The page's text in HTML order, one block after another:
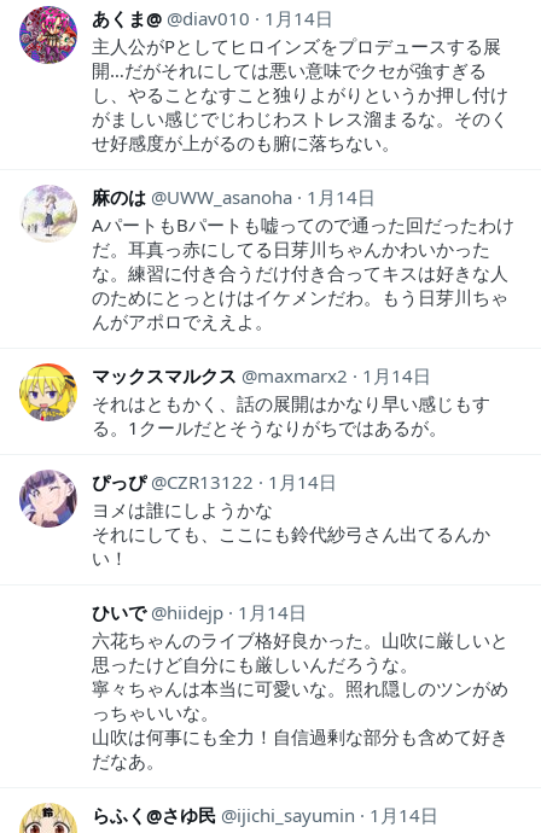
あくま@ diav010
1月14日
主人公がPとしてヒロインズをプロデュースする展
開…だがそれにしては悪い意味でクセが強すぎる
し、やることなすこと独りよがりというか押し付け
がましい感じでじわじわストレス溜まるな。そのく
せ好感度が上がるのも腑に落ちない。
麻のは UWW_asanoha
1月14日
AパートもBパートも嘘ってので通った回だったわけ
だ。耳真っ赤にしてる日芽川ちゃんかわいかった
な。練習に付き合うだけ付き合ってキスは好きな人
のためにとっとけはイケメンだわ。もう日芽川ちゃ
んがアポロでええよ。
マックスマルクス maxmarx2
1月14日
それはともかく、話の展開はかなり早い感じもす
る。1クールだとそうなりがちではあるが。
ぴっぴ CZR13122
1月14日
ヨメは誰にしようかな
それにしても、ここにも鈴代紗弓さん出てるんか
い！
ひいで hiidejp
1月14日
六花ちゃんのライブ格好良かった。山吹に厳しいと
思ったけど自分にも厳しいんだろうな。
寧々ちゃんは本当に可愛いな。照れ隠しのツンがめ
っちゃいいな。
山吹は何事にも全力！自信過剰な部分も含めて好き
だなあ。
らふく@さゆ民 ijichi_sayumin
1月14日